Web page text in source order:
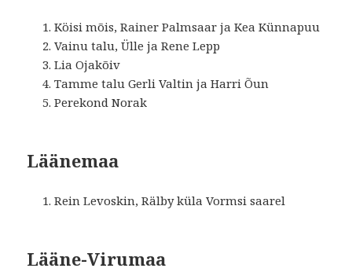
Köisi mõis, Rainer Palmsaar ja Kea Künnapuu
Vainu talu, Ülle ja Rene Lepp
Lia Ojakõiv
Tamme talu Gerli Valtin ja Harri Õun
Perekond Norak
Läänemaa
Rein Levoskin, Rälby küla Vormsi saarel
Lääne-Virumaa